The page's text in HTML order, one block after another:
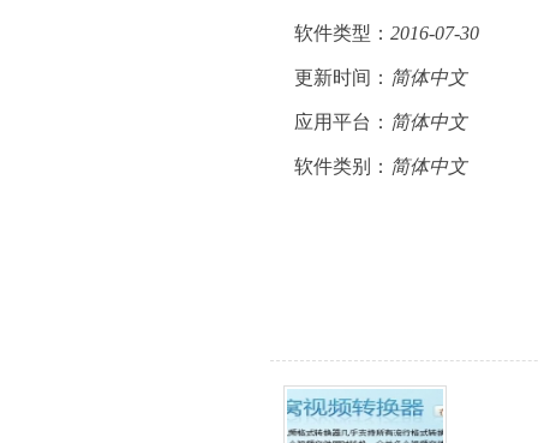
软件类型： 2016-07-30
更新时间： 简体中文
应用平台： 简体中文
软件类别： 简体中文